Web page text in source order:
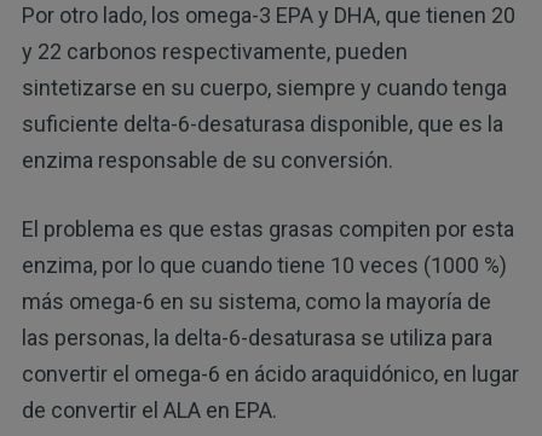
Por otro lado, los omega-3 EPA y DHA, que tienen 20
y 22 carbonos respectivamente, pueden
sintetizarse en su cuerpo, siempre y cuando tenga
suficiente delta-6-desaturasa disponible, que es la
enzima responsable de su conversión.
El problema es que estas grasas compiten por esta
enzima, por lo que cuando tiene 10 veces (1000 %)
más omega-6 en su sistema, como la mayoría de
las personas, la delta-6-desaturasa se utiliza para
convertir el omega-6 en ácido araquidónico, en lugar
de convertir el ALA en EPA.